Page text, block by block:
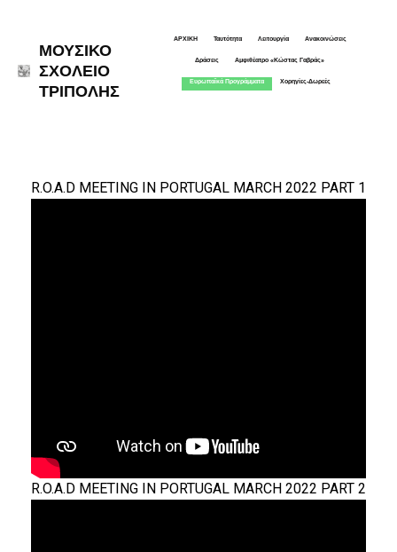
ΜΟΥΣΙΚΟ
ΣΧΟΛΕΙΟ
ΤΡΙΠΟΛΗΣ
ΑΡΧΙΚΗ Ταυτότητα Λειτουργία Ανακοινώσεις
Δράσεις Αμφιθέατρο «Κώστας Γαβράς»
Ευρωπαϊκά Προγράμματα Χορηγίες-Δωρεές
R.O.A.D MEETING IN PORTUGAL MARCH 2022 PART 1
R.O.A.D MEETING IN PORTUGAL MARCH 2022 PART 2